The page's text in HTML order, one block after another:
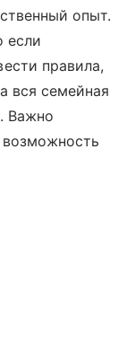
опыт.
если
правила,
вся семейная
Важно
возможность